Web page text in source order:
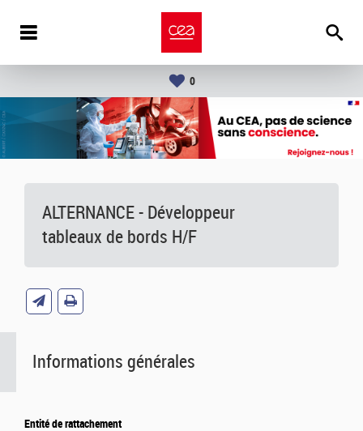
0
ALTERNANCE - Développeur
tableaux de bords H/F
Informations générales
Entité de rattachement